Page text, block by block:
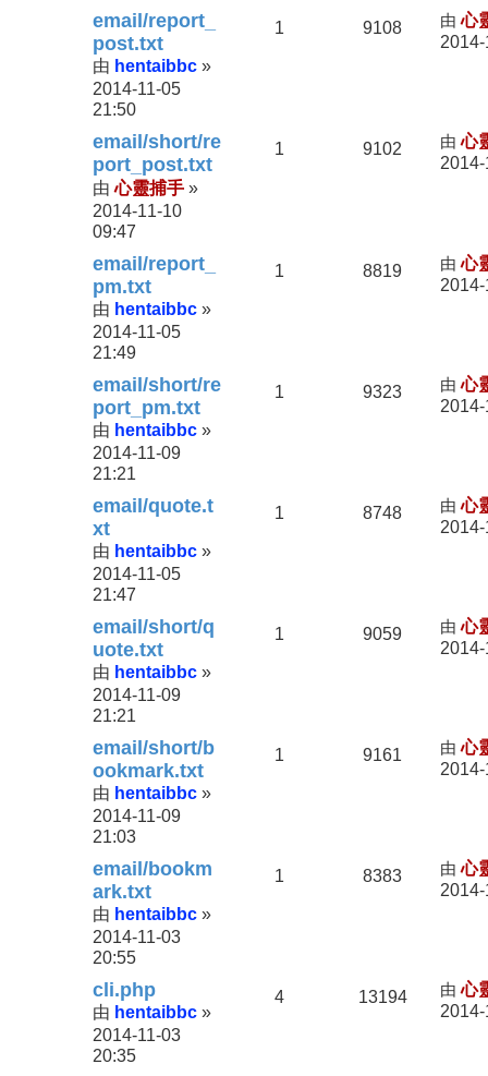
email/report_
post.txt
由 hentaibbc »
2014-11-05
21:50
1 9108 由心
email/short/re
port_post.txt
由心靈捕手 »
2014-11-10
09:47
1 9102 由心
email/report_
pm.txt
由 hentaibbc »
2014-11-05
21:49
1 8819 由心
email/short/re
port_pm.txt
由 hentaibbc »
2014-11-09
21:21
1 9323 由心
email/quote.t
xt
由 hentaibbc »
2014-11-05
21:47
1 8748 由心
email/short/q
uote.txt
由 hentaibbc »
2014-11-09
21:21
1 9059 由心
email/short/b
ookmark.txt
由 hentaibbc »
2014-11-09
21:03
1 9161 由心
email/bookm
ark.txt
由 hentaibbc »
2014-11-03
20:55
1 8383 由心
cli.php
由 hentaibbc »
2014-11-03
20:35
4 13194 由心